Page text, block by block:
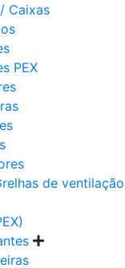
Caixas
PEX
de ventilação